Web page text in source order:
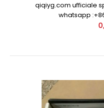
qiqiyg.com ufficiale
whatsapp